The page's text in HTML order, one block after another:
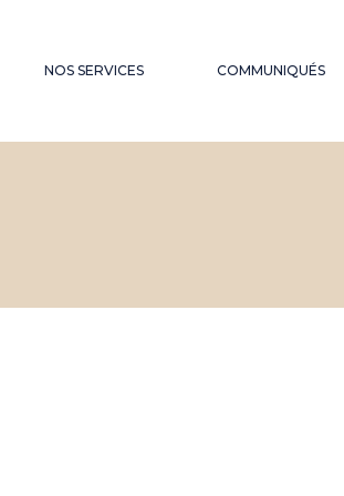
NOS SERVICES COMMUNIQUÉS